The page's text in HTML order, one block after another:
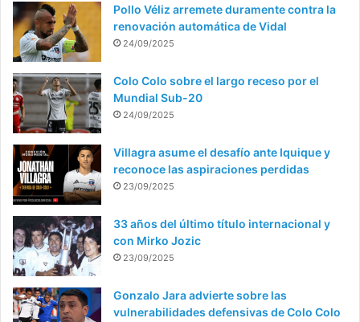
Pollo Véliz arremete duramente contra la
renovación automática de Vidal
24/09/2025
Colo Colo sobre el largo receso por el
Mundial Sub-20
24/09/2025
Villagra asume el desafío ante Iquique y
reconoce las aspiraciones perdidas
23/09/2025
33 años del último título internacional y
con Mirko Jozic
23/09/2025
Gonzalo Jara advierte sobre las
vulnerabilidades defensivas de Colo Colo